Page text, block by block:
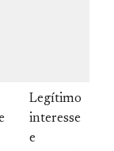
Legítimo
interesse
e